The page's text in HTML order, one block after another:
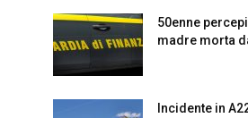
50enne
madre morta
Incidente in